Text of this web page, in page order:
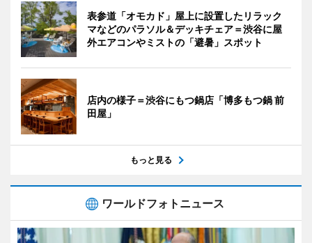
表参道「オモカド」屋上に設置したリラック
マなどのパラソル＆デッキチェア＝渋谷に屋
外エアコンやミストの「避暑」スポット
店内の様子＝渋谷にもつ鍋店「博多もつ鍋 前
田屋」
もっと見る
ワールドフォトニュース